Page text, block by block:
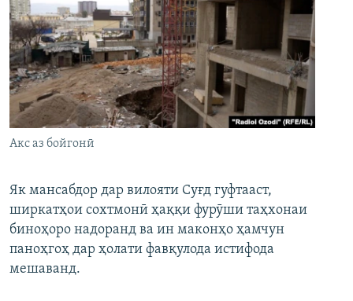
Акс аз бойгонӣ
Як мансабдор дар вилояти Суғд гуфтааст,
ширкатҳои сохтмонӣ ҳаққи фурӯши таҳхонаи
биноҳоро надоранд ва ин маконҳо ҳамчун
паноҳгоҳ дар ҳолати фавқулода истифода
мешаванд.